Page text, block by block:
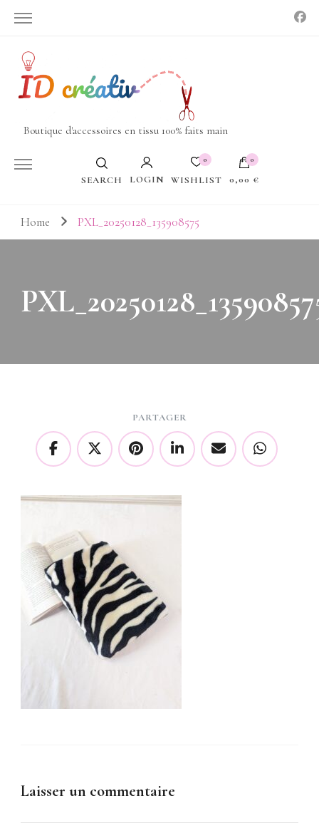
Boutique d'accessoires en tissu 100% faits main
SEARCH LOGIN
0
WISHLIST
0
0,00 €
Votre panier est vide.
Home PXL_20250128_135908575
PARTAGER
Laisser un commentaire